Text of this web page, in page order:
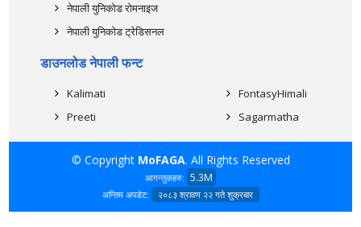
नेपाली युनिकोड रोमनाइज
नेपाली युनिकोड ट्रेडिसनल
डाउनलोड नेपाली फन्ट
Kalimati
Preeti
FontasyHimali
Sagarmatha
© Copyright MoFAGA. All Rights Reserved
आगन्तुकहरु: 5.3M
अन्तिम अपडेट: २०८३ श्रावण २२ गते शुक्रबार